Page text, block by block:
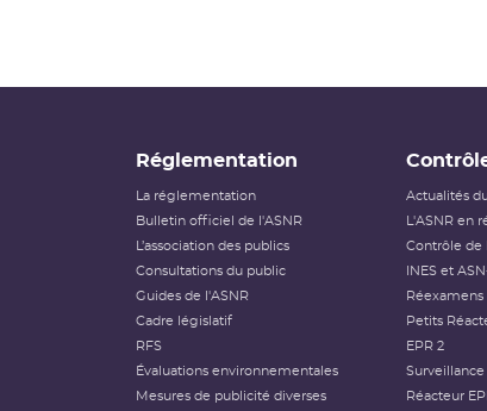
Réglementation
La réglementation
Bulletin officiel de l'ASNR
L’association des publics
Consultations du public
Guides de l'ASNR
Cadre législatif
RFS
Évaluations environnementales
Mesures de publicité diverses
Actualités
L'ASNR en
Contrôle de
INES et
Petits
EPR 2
Surveillance
Réacteur